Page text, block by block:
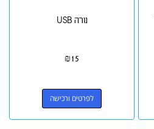
נורה USB
₪15
לפרטים ורכישה